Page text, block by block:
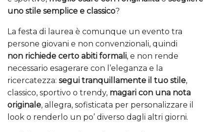
uno stile semplice e classico?
La festa di laurea è comunque un evento tra
persone giovani e non convenzionali, quindi
non richiede certo abiti formali, e non rende
necessario esagerare con l’eleganza e la
ricercatezza: segui tranquillamente il tuo stile,
classico, sportivo o trendy, magari con una nota
originale, allegra, sofisticata per personalizzare il
look o renderlo un po’ diverso dagli altri giorni.